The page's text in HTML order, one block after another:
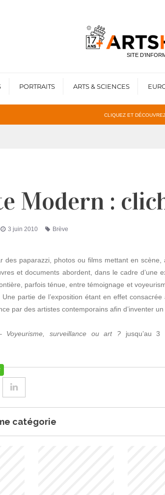
SITE
PORTRAITS ARTS & SCIENCES
CLIQUEZ ET
Modern :
Publié
3 juin 2010 Étiquettes
Brève
des paparazzi, photos ou films mettant en scène,
et documents abordent, dans le cadre d’une
parfois ténue, entre témoignage et
partie de l’exposition étant en effet
par des artistes contemporains afin d’inventer
Voyeurisme, surveillance ou art ? jusqu’au
catégorie